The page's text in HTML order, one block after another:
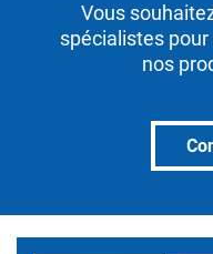
Vous
spécialistes
nos